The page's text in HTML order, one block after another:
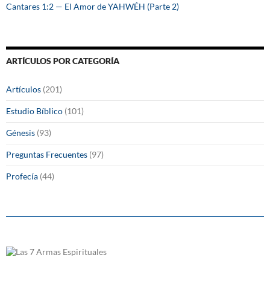
Cantares 1:2 — El Amor de YAHWÉH (Parte 2)
ARTÍCULOS POR CATEGORÍA
Artículos (201)
Estudio Bíblico (101)
Génesis (93)
Preguntas Frecuentes (97)
Profecía (44)